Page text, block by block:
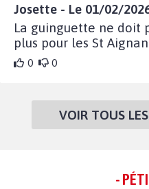
Josette - Le 01/02/
La guinguette ne doit
plus pour les St
0 0
VOIR TOUS
-